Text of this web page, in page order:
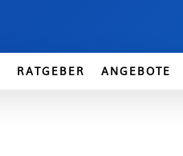
RATGEBER ANGEBOTE